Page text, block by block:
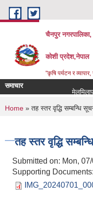
Skip to main content
चैनपुर नगरपालिका,
कोशी प्रदेश,नेपाल
"कृषि पर्यटन र
समाचार
You are here
Home » तह स्तर वृद्धि सम्बन्धि
तह स्तर वृद्धि
Submitted on: Mon,
Supporting Documents: